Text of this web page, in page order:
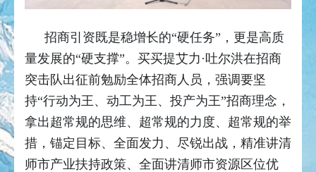
招商引资既是稳增长的“硬任务”，更是高质
量发展的“硬支撑”。买买提艾力·吐尔洪在招商
突击队出征前勉励全体招商人员，强调要坚
持“行动为王、动工为王、投产为王”招商理念，
拿出超常规的思维、超常规的力度、超常规的举
措，锚定目标、全面发力、尽锐出战，精准讲清
师市产业扶持政策、全面讲清师市资源区位优